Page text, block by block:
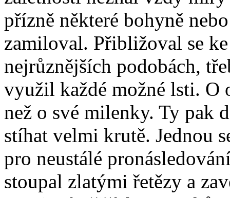
přízně některé bohyně
zamiloval. Přibližoval se
nejrůznějších podobách,
využil každé možné lsti. O
než o své milenky. Ty pak
stíhat velmi krutě. Jednou
pro neustálé
stoupal zlatými řetězy a